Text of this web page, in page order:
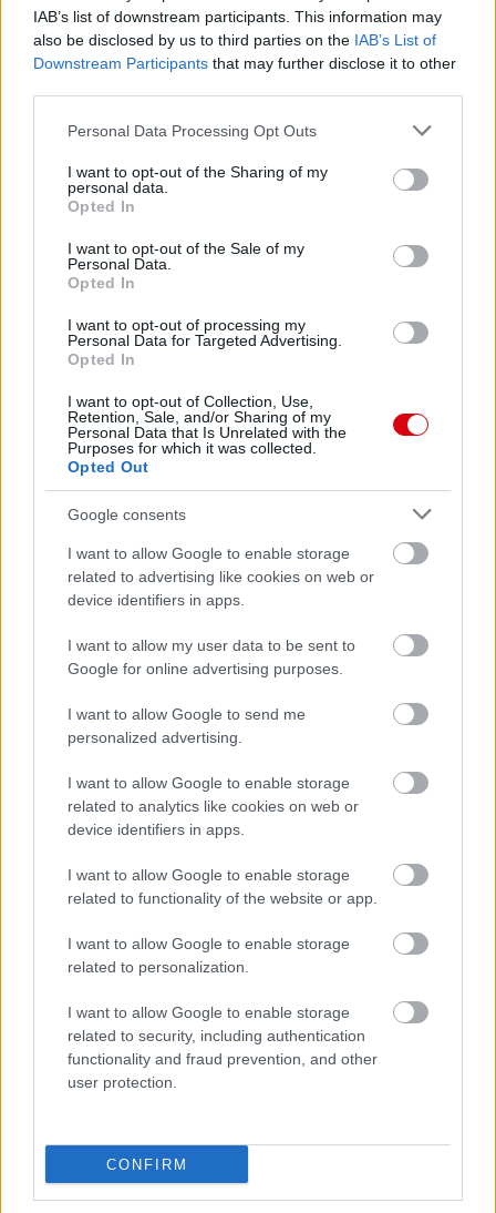
IAB’s list of downstream participants. This information may
also be disclosed by us to third parties on the IAB’s List of
Downstream Participants that may further disclose it to other
Please note that this website/app uses one or more Google
not limited to your visit or usage behaviour. You may click to
grant or deny consent to Google and its third-party tags to
use your data for below specified purposes in below Google
consent section.
Personal Data Processing Opt Outs
I want to opt-out of the Sharing of my
personal data.
Opted In
I want to opt-out of the Sale of my
Personal Data.
Opted In
I want to opt-out of processing my
Personal Data for Targeted Advertising.
Opted In
I want to opt-out of Collection, Use,
Retention, Sale, and/or Sharing of my
Personal Data that Is Unrelated with the
Purposes for which it was collected.
Opted Out
Google consents
I want to allow Google to enable storage
related to advertising like cookies on web or
device identifiers in apps.
I want to allow my user data to be sent to
Google for online advertising purposes.
I want to allow Google to send me
personalized advertising.
I want to allow Google to enable storage
related to analytics like cookies on web or
device identifiers in apps.
I want to allow Google to enable storage
related to functionality of the website or app.
I want to allow Google to enable storage
related to personalization.
I want to allow Google to enable storage
related to security, including authentication
functionality and fraud prevention, and other
user protection.
CONFIRM
Meccs Center
Paris Saint-Germainvs
Manchester United
Felkészülési szezon 4. mérkőzés
Nya Ullevi, Göteborg
2026-08-08 17:00
Leeds United Manchester United2026-08-12 20:30
AC MilanvsManchester United2026-08-15 18:00
ELŐZŐ MÉRKŐZÉSEK
a ManUtdFanatics.hu működését!
BRUNO FERNANDES